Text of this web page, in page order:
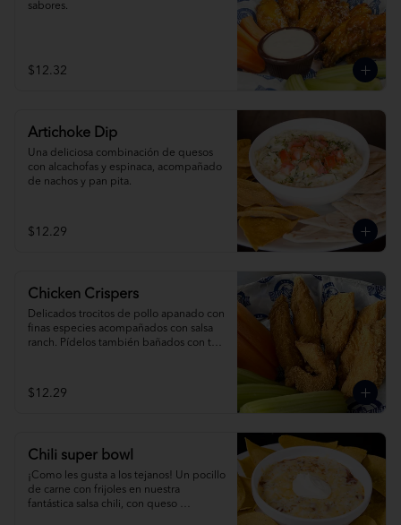
sabores.
$12.32
Artichoke Dip
Una deliciosa combinación de quesos
con alcachofas y espinaca, acompañado
de nachos y pan pita.
$12.29
Chicken Crispers
Delicados trocitos de pollo apanado con
finas especies acompañados con salsa
ranch. Pídelos también bañados con tu
$12.29
Chili super bowl
¡Como les gusta a los tejanos! Un pocillo
de carne con frijoles en nuestra
fantástica salsa chili, con queso